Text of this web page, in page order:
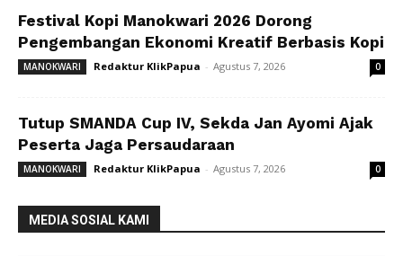
Festival Kopi Manokwari 2026 Dorong
Pengembangan Ekonomi Kreatif Berbasis Kopi
MANOKWARI Redaktur KlikPapua - Agustus 7, 2026 0
Tutup SMANDA Cup IV, Sekda Jan Ayomi Ajak
Peserta Jaga Persaudaraan
MANOKWARI Redaktur KlikPapua - Agustus 7, 2026 0
MEDIA SOSIAL KAMI